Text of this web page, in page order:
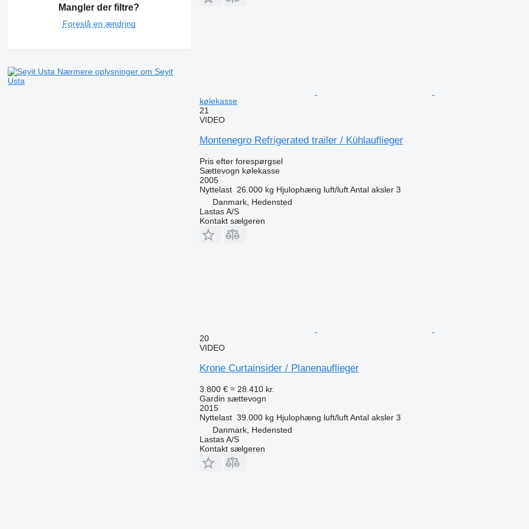
Mangler der filtre?
Foreslå en ændring
Nærmere oplysninger om Seyit
Usta
kølekasse
21
VIDEO
Montenegro Refrigerated trailer / Kühlauflieger
Pris efter forespørgsel
Sættevogn kølekasse
2005
Nyttelast 26.000 kg Hjulophæng luft/luft Antal aksler 3
Danmark, Hedensted
Lastas A/S
Kontakt sælgeren
20
VIDEO
Krone Curtainsider / Planenauflieger
3.800 € ≈ 28.410 kr.
Gardin sættevogn
2015
Nyttelast 39.000 kg Hjulophæng luft/luft Antal aksler 3
Danmark, Hedensted
Lastas A/S
Kontakt sælgeren